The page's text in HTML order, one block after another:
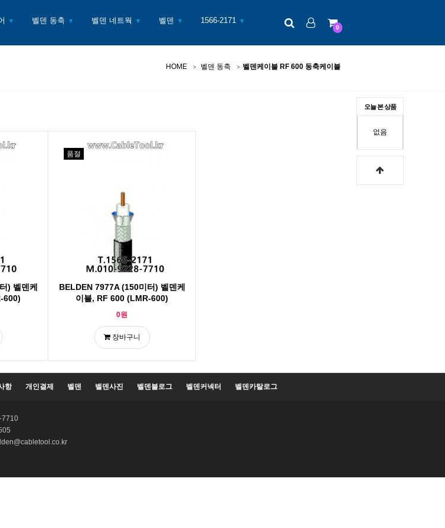
▼ 벨덴 동축 ▼ 벨덴 네트웍 ▼ 벨덴 ▼ 1566-2171 ▼ 검색 로그인 장바구니
0
오늘 본 상품
없음
HOME 벨덴 동축 벨덴케이블 RF 600 동축케이블
) 벨덴케
600)
BELDEN 7977A (150미터) 벨덴케
이블, RF 600 (LMR-600)
0원
품절
장바구니
항 개인결제 벨덴 벨덴사진 벨덴블로그 벨덴커넥터 벨덴카탈로그
7710